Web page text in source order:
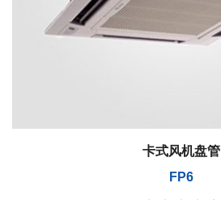
卡式风机盘管
FP6